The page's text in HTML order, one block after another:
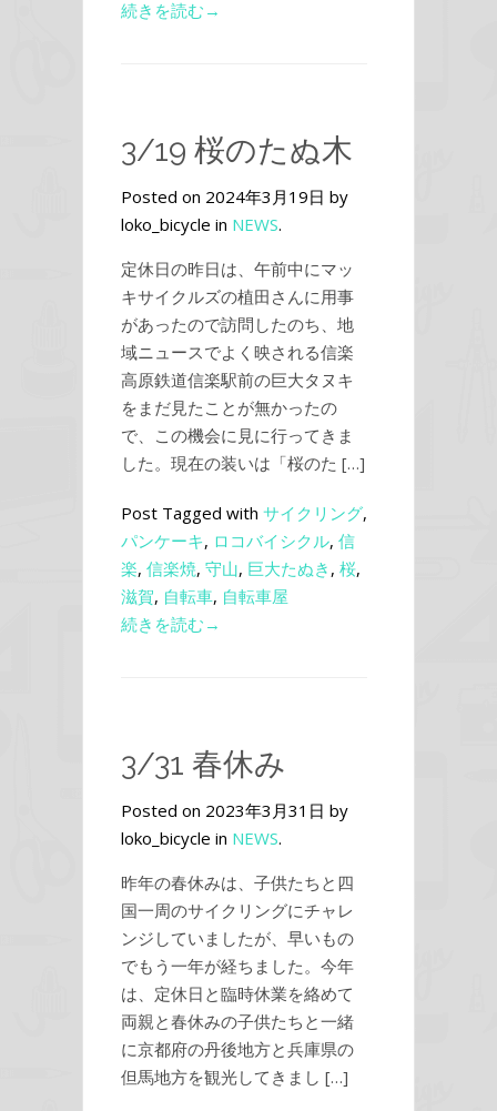
続きを読む→
3/19 桜のたぬ木
Posted on 2024年3月19日 by
loko_bicycle in NEWS.
定休日の昨日は、午前中にマッ
キサイクルズの植田さんに用事
があったので訪問したのち、地
域ニュースでよく映される信楽
高原鉄道信楽駅前の巨大タヌキ
をまだ見たことが無かったの
で、この機会に見に行ってきま
した。現在の装いは「桜のた […]
Post Tagged with サイクリング,
パンケーキ, ロコバイシクル, 信
楽, 信楽焼, 守山, 巨大たぬき , 桜,
滋賀, 自転車, 自転車屋
続きを読む→
3/31 春休み
Posted on 2023年3月31日 by
loko_bicycle in NEWS.
昨年の春休みは、子供たちと四
国一周のサイクリングにチャレ
ンジしていましたが、早いもの
でもう一年が経ちました。今年
は、定休日と臨時休業を絡めて
両親と春休みの子供たちと一緒
に京都府の丹後地方と兵庫県の
但馬地方を観光してきまし […]